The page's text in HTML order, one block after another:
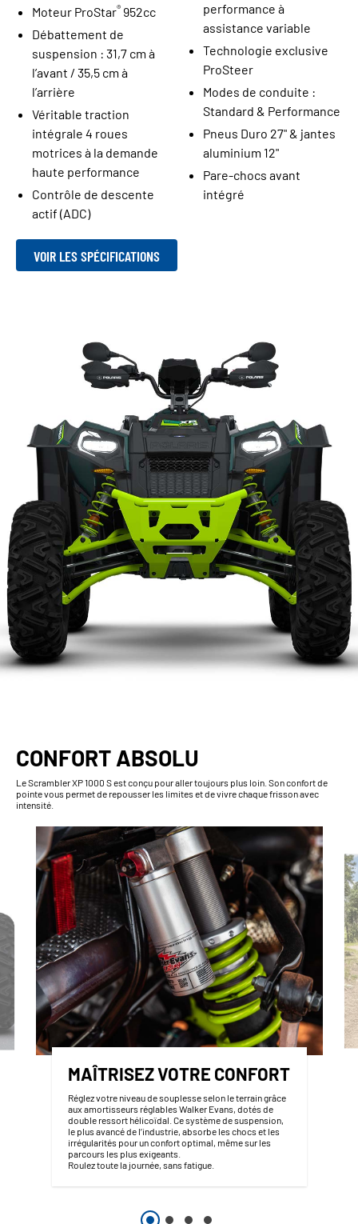
Moteur ProStar® 952cc
Débattement de
suspension : 31,7 cm à
l’avant / 35,5 cm à
l’arrière
Véritable traction
intégrale 4 roues
motrices à la demande
haute performance
Contrôle de descente
actif (ADC)
performance à
assistance variable
Technologie exclusive
ProSteer
Modes de conduite :
Standard & Performance
Pneus Duro 27" & jantes
aluminium 12"
Pare-chocs avant
intégré
VOIR LES SPÉCIFICATIONS
CONFORT ABSOLU
Le Scrambler XP 1000 S est conçu pour aller toujours plus loin. Son confort de
pointe vous permet de repousser les limites et de vivre chaque frisson avec
intensité.
MAÎTRISEZ VOTRE CONFORT
Réglez votre niveau de souplesse selon le terrain grâce
aux amortisseurs réglables Walker Evans, dotés de
double ressort hélicoïdal. Ce système de suspension,
le plus avancé de l’industrie, absorbe les chocs et les
irrégularités pour un confort optimal, même sur les
parcours les plus exigeants.
Roulez toute la journée, sans fatigue.